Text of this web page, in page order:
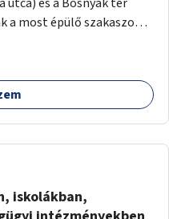
a most épülő szakaszon
iskolákban,